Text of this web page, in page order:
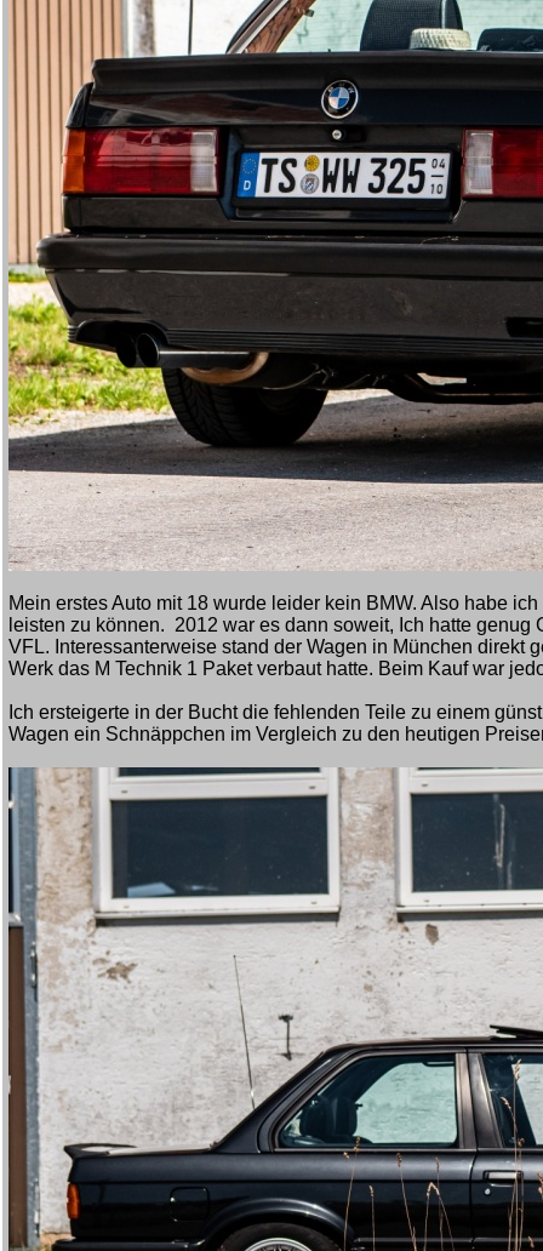
Mein erstes Auto mit 18 wurde leider kein BMW. Also habe
leisten zu können. 2012 war es dann soweit, Ich hatte
VFL. Interessanterweise stand der Wagen in München direkt
Werk das M Technik 1 Paket verbaut hatte. Beim Kauf war
Ich ersteigerte in der Bucht die fehlenden Teile zu einem
Wagen ein Schnäppchen im Vergleich zu den heutigen